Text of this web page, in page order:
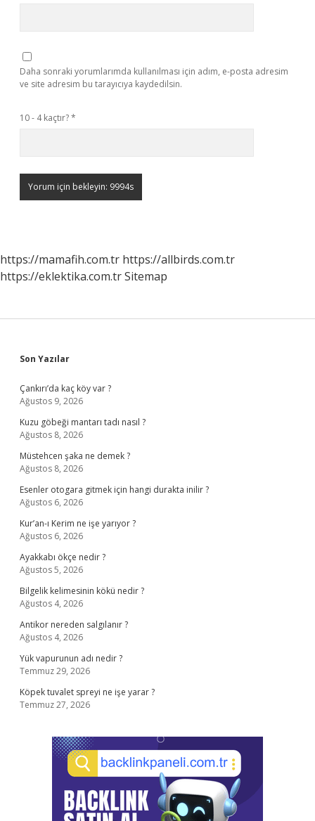
Daha sonraki yorumlarımda kullanılması için adım, e-posta adresim
ve site adresim bu tarayıcıya kaydedilsin.
10 - 4 kaçtır?*
https://mamafih.com.tr https://allbirds.com.tr
https://eklektika.com.trSitemap
Sidebar
Son Yazılar
Çankırı’da kaç köy var ?
Ağustos 9, 2026
Kuzu göbeği mantarı tadı nasıl ?
Ağustos 8, 2026
Müstehcen şaka ne demek ?
Ağustos 8, 2026
Esenler otogara gitmek için hangi durakta inilir ?
Ağustos 6, 2026
Kur’an-ı Kerim ne işe yarıyor ?
Ağustos 6, 2026
Ayakkabı ökçe nedir ?
Ağustos 5, 2026
Bilgelik kelimesinin kökü nedir ?
Ağustos 4, 2026
Antikor nereden salgılanır ?
Ağustos 4, 2026
Yük vapurunun adı nedir ?
Temmuz 29, 2026
Köpek tuvalet spreyi ne işe yarar ?
Temmuz 27, 2026